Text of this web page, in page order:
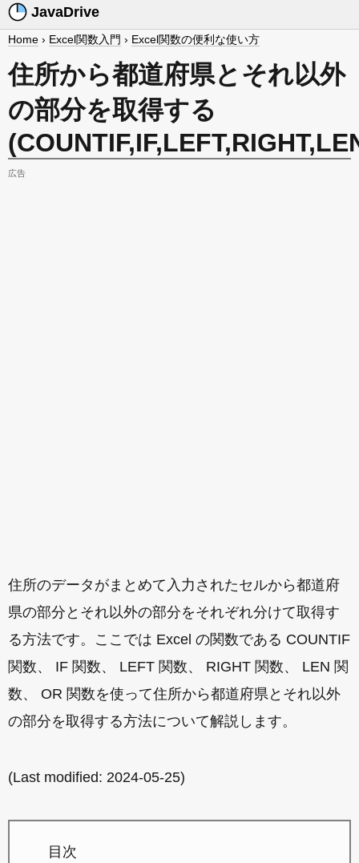
JavaDrive
Home › Excel関数入門 › Excel関数の便利な使い方
住所から都道府県とそれ以外
の部分を取得する
広告
住所のデータがまとめて入力されたセルから都道府
県の部分とそれ以外の部分をそれぞれ分けて取得す
る方法です。ここでは Excel の関数である COUNTIF
関数、 IF 関数、 LEFT 関数、 RIGHT 関数、 LEN 関
数、 OR 関数を使って住所から都道府県とそれ以外
の部分を取得する方法について解説します。
(Last modified: 2024-05-25)
目次